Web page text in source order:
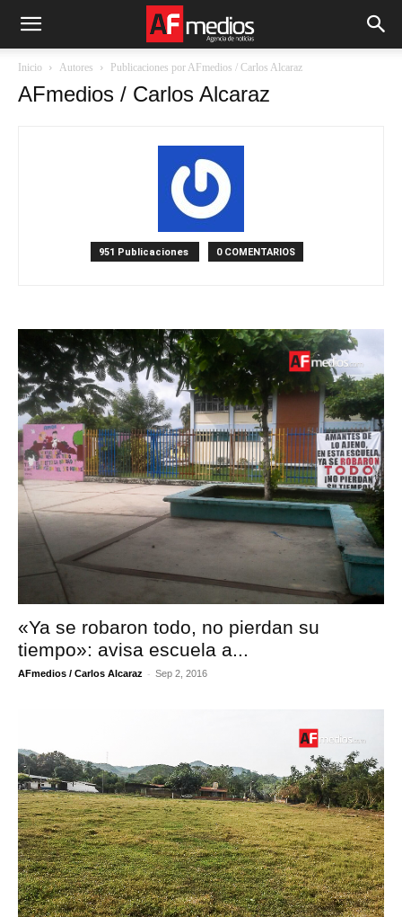
Inicio Autores Publicaciones por AFmedios / Carlos Alcaraz
AFmedios / Carlos Alcaraz
951 Publicaciones 0 COMENTARIOS
«Ya se robaron todo, no pierdan su
tiempo»: avisa escuela a...
AFmedios / Carlos Alcaraz - Sep 2, 2016